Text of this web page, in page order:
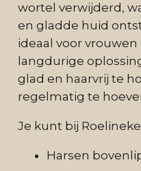
wortel verwijderd,
en gladde huid
ideaal voor
langdurige
glad en haarvrij te
regelmatig te
Je kunt bij
Harsen